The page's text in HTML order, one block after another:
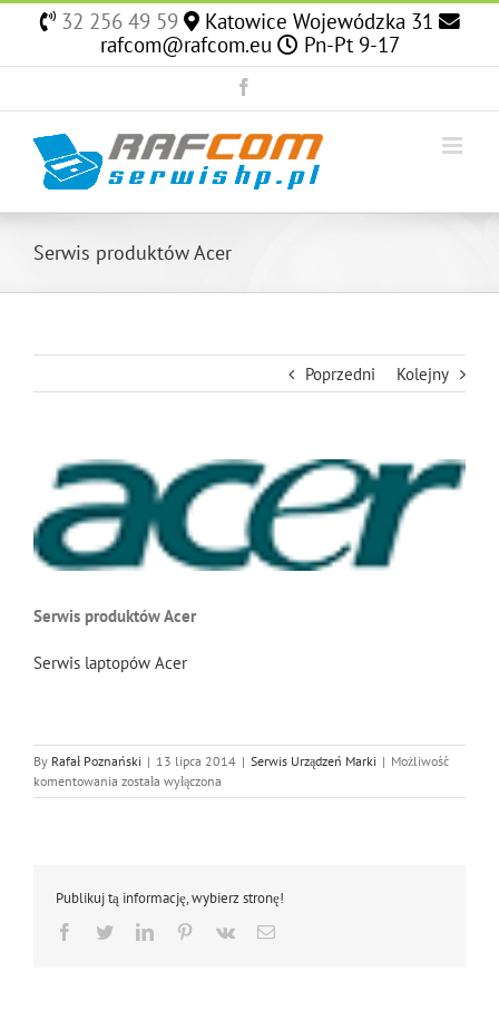
Skip
32 256 49 59
Katowice Wojewódzka 31
rafcom@rafcom.eu
Pn-Pt 9-17
Serwis produktów Acer
Poprzedni Kolejny
Serwis produktów Acer
Serwis laptopów Acer
By Rafał Poznański | 13 lipca 2014 | Serwis Urządzeń Marki | Możliwość
komentowania Serwis
produktów
została wyłączona
Publikuj tą informację, wybierz stronę!
Facebook
TwitterLinkedInPinterest
Vk Email